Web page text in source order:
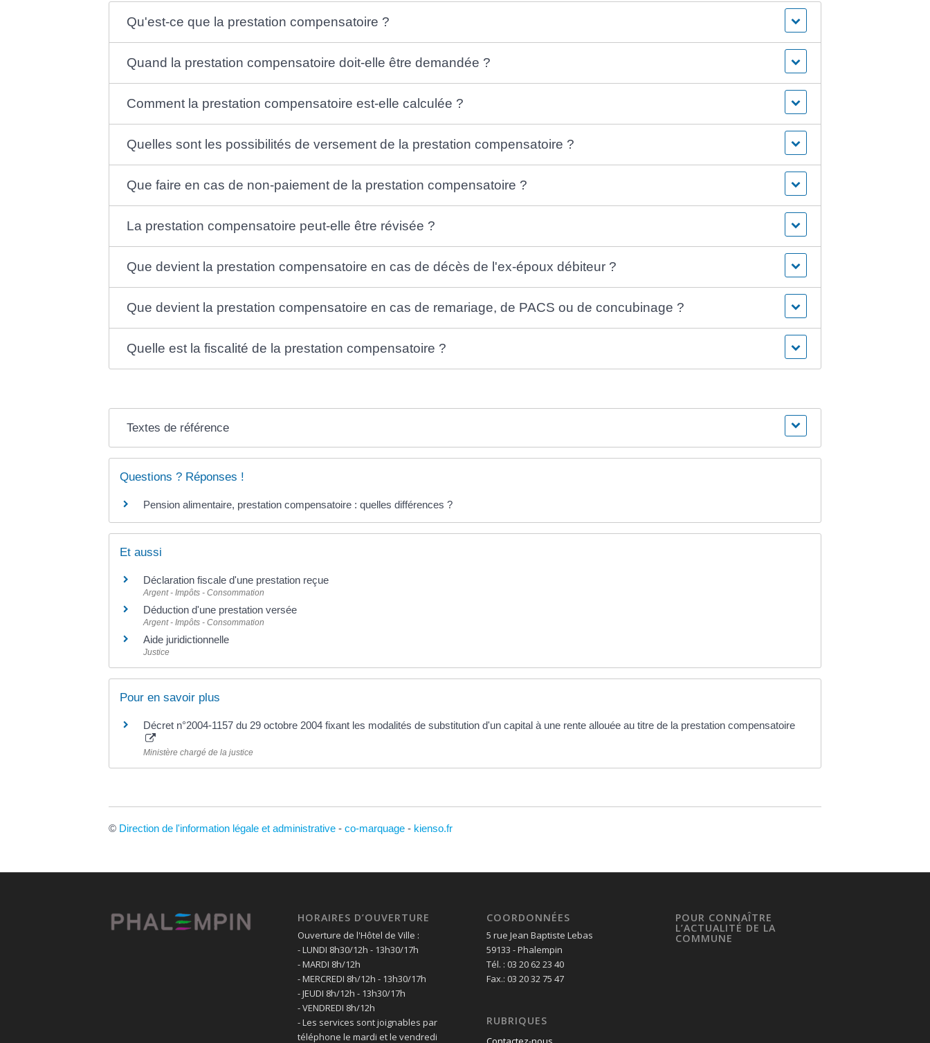
Qu'est-ce que la prestation compensatoire ?
Quand la prestation compensatoire doit-elle être demandée ?
Comment la prestation compensatoire est-elle calculée ?
Quelles sont les possibilités de versement de la prestation compensatoire ?
Que faire en cas de non-paiement de la prestation compensatoire ?
La prestation compensatoire peut-elle être révisée ?
Que devient la prestation compensatoire en cas de décès de l'ex-époux débiteur ?
Que devient la prestation compensatoire en cas de remariage, de PACS ou de concubinage ?
Quelle est la fiscalité de la prestation compensatoire ?
Textes de référence
Questions ? Réponses !
Pension alimentaire, prestation compensatoire : quelles différences ?
Et aussi
Déclaration fiscale d'une prestation reçue
Argent - Impôts - Consommation
Déduction d'une prestation versée
Argent - Impôts - Consommation
Aide juridictionnelle
Justice
Pour en savoir plus
Décret n°2004-1157 du 29 octobre 2004 fixant les modalités de substitution d'un capital à une rente allouée au titre de la prestation compensatoire
Ministère chargé de la justice
© Direction de l'information légale et administrative - co-marquage - kienso.fr
HORAIRES D’OUVERTURE
Ouverture de l'Hôtel de Ville :
- LUNDI 8h30/12h - 13h30/17h
- MARDI 8h/12h
- MERCREDI 8h/12h - 13h30/17h
- JEUDI 8h/12h - 13h30/17h
- VENDREDI 8h/12h
- Les services sont joignables par
téléphone le mardi et le vendredi
COORDONNÉES
5 rue Jean Baptiste Lebas
59133 - Phalempin
Tél. : 03 20 62 23 40
Fax.: 03 20 32 75 47
RUBRIQUES
POUR CONNAÎTRE
L’ACTUALITÉ DE LA
COMMUNE